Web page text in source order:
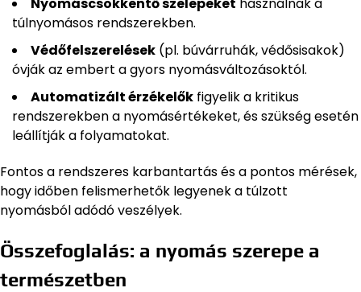
Nyomáscsökkentő szelepeket használnak a
túlnyomásos rendszerekben.
Védőfelszerelések (pl. búvárruhák, védősisakok)
óvják az embert a gyors nyomásváltozásoktól.
Automatizált érzékelők figyelik a kritikus
rendszerekben a nyomásértékeket, és szükség esetén
leállítják a folyamatokat.
Fontos a rendszeres karbantartás és a pontos mérések,
hogy időben felismerhetők legyenek a túlzott
nyomásból adódó veszélyek.
Összefoglalás: a nyomás szerepe a
természetben